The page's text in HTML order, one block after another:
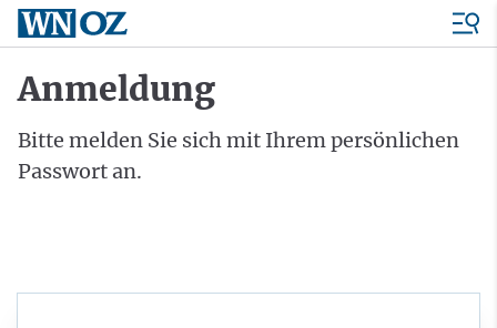
Anmeldung
Bitte melden Sie sich mit Ihrem persönlichen
Passwort an.